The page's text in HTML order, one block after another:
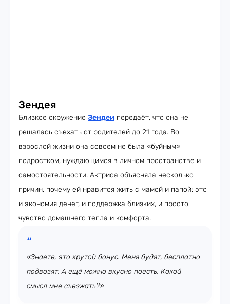
Зендея
Близкое окружение Зендеи передаёт, что она не
решалась съехать от родителей до 21 года. Во
взрослой жизни она совсем не была «буйным»
подростком, нуждающимся в личном пространстве и
самостоятельности. Актриса объясняла несколько
причин, почему ей нравится жить с мамой и папой: это
и экономия денег, и поддержка близких, и просто
чувство домашнего тепла и комфорта.
«Знаете, это крутой бонус. Меня будят, бесплатно
подвозят. А ещё можно вкусно поесть. Какой
смысл мне съезжать?»